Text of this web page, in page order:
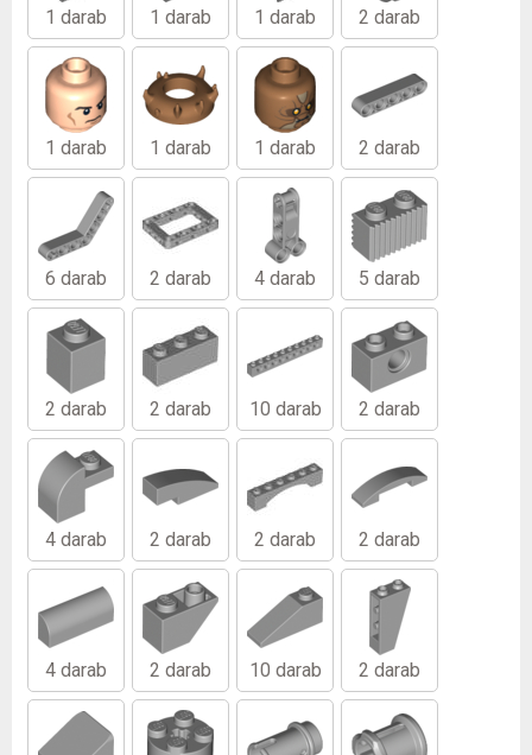
1 darab 1 darab 1 darab 2 darab
1 darab 1 darab 1 darab 2 darab
6 darab 2 darab 4 darab 5 darab
2 darab 2 darab 10 darab 2 darab
4 darab 2 darab 2 darab 2 darab
4 darab 2 darab 10 darab 2 darab